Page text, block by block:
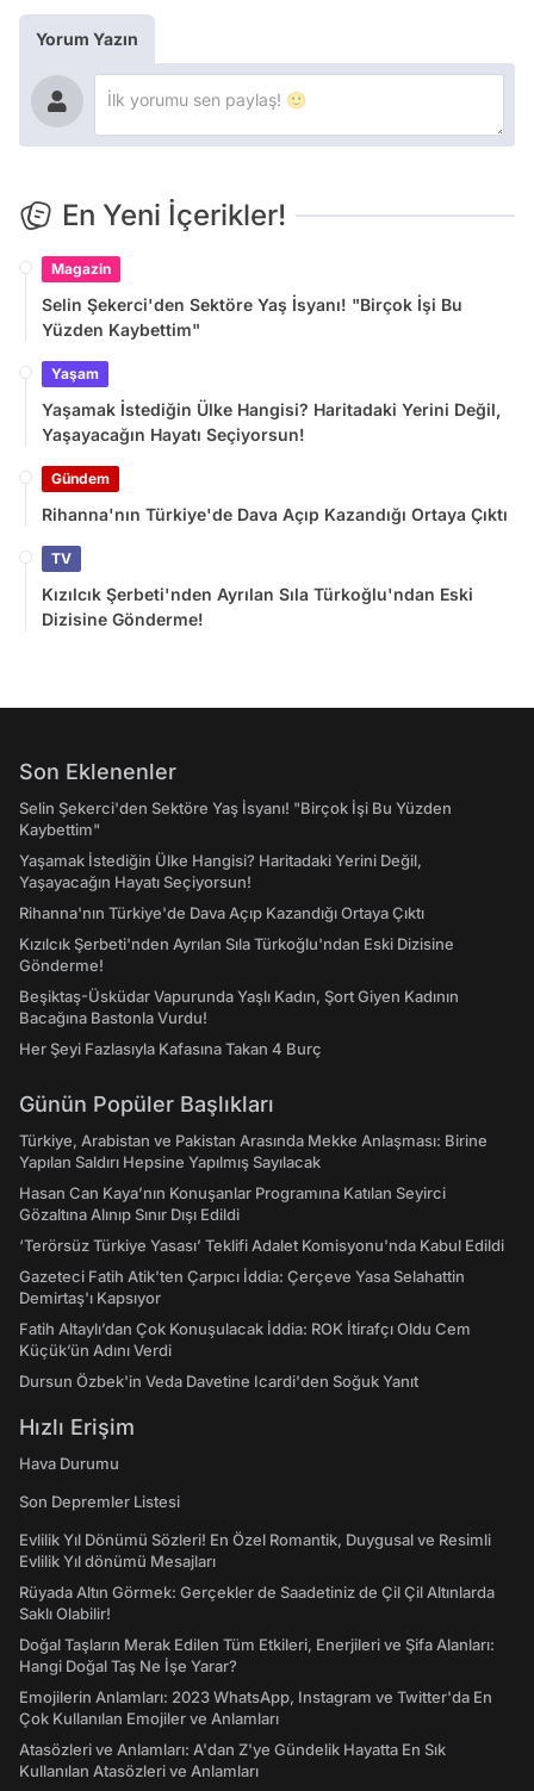
Yorum Yazın
En Yeni İçerikler!
Magazin
Selin Şekerci'den Sektöre Yaş İsyanı! "Birçok İşi Bu
Yüzden Kaybettim"
Yaşam
Yaşamak İstediğin Ülke Hangisi? Haritadaki Yerini Değil,
Yaşayacağın Hayatı Seçiyorsun!
Gündem
Rihanna'nın Türkiye'de Dava Açıp Kazandığı Ortaya Çıktı
TV
Kızılcık Şerbeti'nden Ayrılan Sıla Türkoğlu'ndan Eski
Dizisine Gönderme!
Son Eklenenler
Selin Şekerci'den Sektöre Yaş İsyanı! "Birçok İşi Bu Yüzden
Kaybettim"
Yaşamak İstediğin Ülke Hangisi? Haritadaki Yerini Değil,
Yaşayacağın Hayatı Seçiyorsun!
Rihanna'nın Türkiye'de Dava Açıp Kazandığı Ortaya Çıktı
Kızılcık Şerbeti'nden Ayrılan Sıla Türkoğlu'ndan Eski Dizisine
Gönderme!
Beşiktaş-Üsküdar Vapurunda Yaşlı Kadın, Şort Giyen Kadının
Bacağına Bastonla Vurdu!
Her Şeyi Fazlasıyla Kafasına Takan 4 Burç
Günün Popüler Başlıkları
Türkiye, Arabistan ve Pakistan Arasında Mekke Anlaşması: Birine
Yapılan Saldırı Hepsine Yapılmış Sayılacak
Hasan Can Kaya’nın Konuşanlar Programına Katılan Seyirci
Gözaltına Alınıp Sınır Dışı Edildi
‘Terörsüz Türkiye Yasası’ Teklifi Adalet Komisyonu'nda Kabul Edildi
Gazeteci Fatih Atik'ten Çarpıcı İddia: Çerçeve Yasa Selahattin
Demirtaş'ı Kapsıyor
Fatih Altaylı’dan Çok Konuşulacak İddia: ROK İtirafçı Oldu Cem
Küçük’ün Adını Verdi
Dursun Özbek'in Veda Davetine Icardi'den Soğuk Yanıt
Hızlı Erişim
Hava Durumu
Son Depremler Listesi
Evlilik Yıl Dönümü Sözleri! En Özel Romantik, Duygusal ve Resimli
Evlilik Yıl dönümü Mesajları
Rüyada Altın Görmek: Gerçekler de Saadetiniz de Çil Çil Altınlarda
Saklı Olabilir!
Doğal Taşların Merak Edilen Tüm Etkileri, Enerjileri ve Şifa Alanları:
Hangi Doğal Taş Ne İşe Yarar?
Emojilerin Anlamları: 2023 WhatsApp, Instagram ve Twitter'da En
Çok Kullanılan Emojiler ve Anlamları
Atasözleri ve Anlamları: A'dan Z'ye Gündelik Hayatta En Sık
Kullanılan Atasözleri ve Anlamları